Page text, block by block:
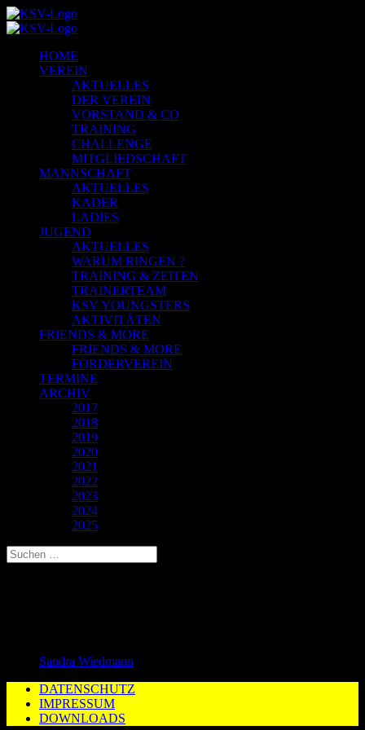
HOME
VEREIN
AKTUELLES
DER VEREIN
VORSTAND & CO
TRAINING
CHALLENGE
MITGLIEDSCHAFT
MANNSCHAFT
AKTUELLES
KADER
LADIES
JUGEND
AKTUELLES
WARUM RINGEN ?
TRAINING & ZEITEN
TRAINERTEAM
KSV YOUNGSTERS
AKTIVITÄTEN
FRIENDS & MORE
FRIENDS & MORE
FÖRDERVEREIN
TERMINE
ARCHIV
2017
2018
2019
2020
2021
2022
2023
2024
2025
Sandra Wiedmann
DATENSCHUTZ
IMPRESSUM
DOWNLOADS